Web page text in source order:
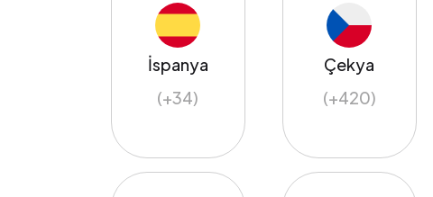
İspanya
(+34)
Çekya
(+420)